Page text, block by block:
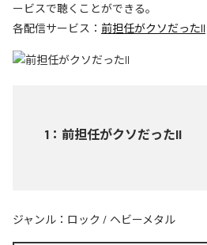
ービスで聴くことができる。
各配信サービス： 前担任がクソだったII
1 ： 前担任がクソだったII
ジャンル： ロック / ヘビーメタル